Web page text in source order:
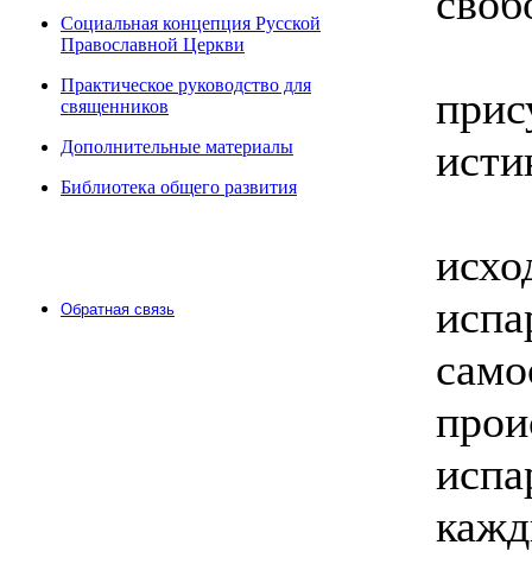
Социальная концепция Русской
Православной Церкви
Практическое руководство для
священников
Дополнительные материалы
Библиотека общего развития
Обратная связь